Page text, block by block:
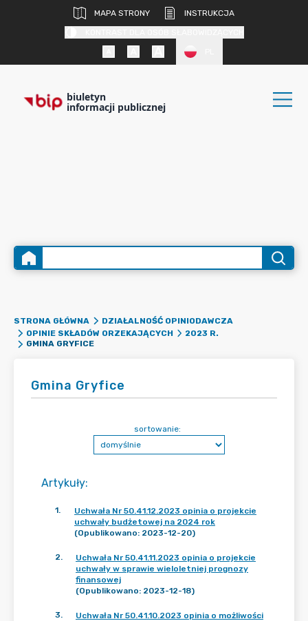
MAPA STRONY
INSTRUKCJA
biuletyn
informacji publicznej
STRONA GŁÓWNA
DZIAŁALNOŚĆ OPINIODAWCZA
OPINIE SKŁADÓW ORZEKAJĄCYCH
2023 R.
GMINA GRYFICE
Gmina Gryfice
Artykuły:
sortowanie:
1.
Uchwała Nr 50.41.12.2023 opinia o projekcie
uchwały budżetowej na 2024 rok
(Opublikowano: 2023-12-20)
2.
Uchwała Nr 50.41.11.2023 opinia o projekcie
uchwały w sprawie wieloletniej prognozy
finansowej
(Opublikowano: 2023-12-18)
3.
Uchwała Nr 50.41.10.2023 opinia o możliwości